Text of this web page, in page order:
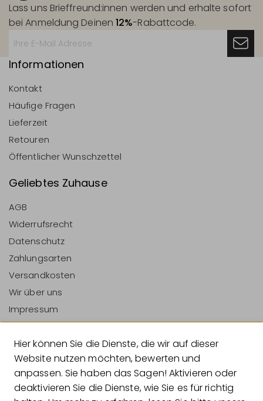
Lass uns Brieffreund:innen werden und erhalte sofort
bei Anmeldung Deinen12%-Rabattcode.
Informationen
Kontakt
Häufige Fragen
Lieferzeit
Retouren
Öffentlicher Wunschzettel
Geliebtes Zuhause
AGB
Widerrufsrecht
Datenschutz
Zahlungsarten
Versandkosten
Wir über uns
Impressum
Vertrag Widerrufen
Zahlungsarten
Hier können Sie die Dienste, die wir auf dieser
Website nutzen möchten, bewerten und
anpassen. Sie haben das Sagen! Aktivieren oder
deaktivieren Sie die Dienste, wie Sie es für richtig